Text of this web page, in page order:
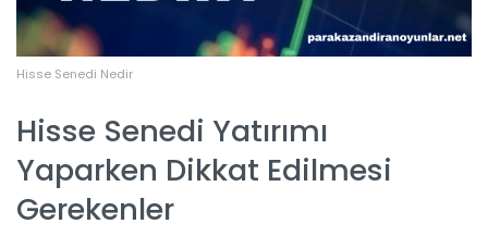
Hisse Senedi Nedir
Hisse Senedi Yatırımı
Yaparken Dikkat Edilmesi
Gerekenler